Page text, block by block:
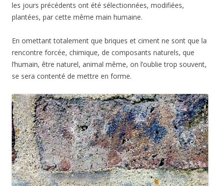
les jours précédents ont été sélectionnées, modifiées,
plantées, par cette même main humaine.
En omettant totalement que briques et ciment ne sont que la
rencontre forcée, chimique, de composants naturels, que
l’humain, être naturel, animal même, on l’oublie trop souvent,
se sera contenté de mettre en forme.